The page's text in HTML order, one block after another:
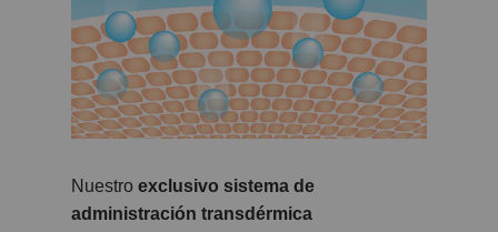
Nuestro exclusivo sistema de
administración transdérmica